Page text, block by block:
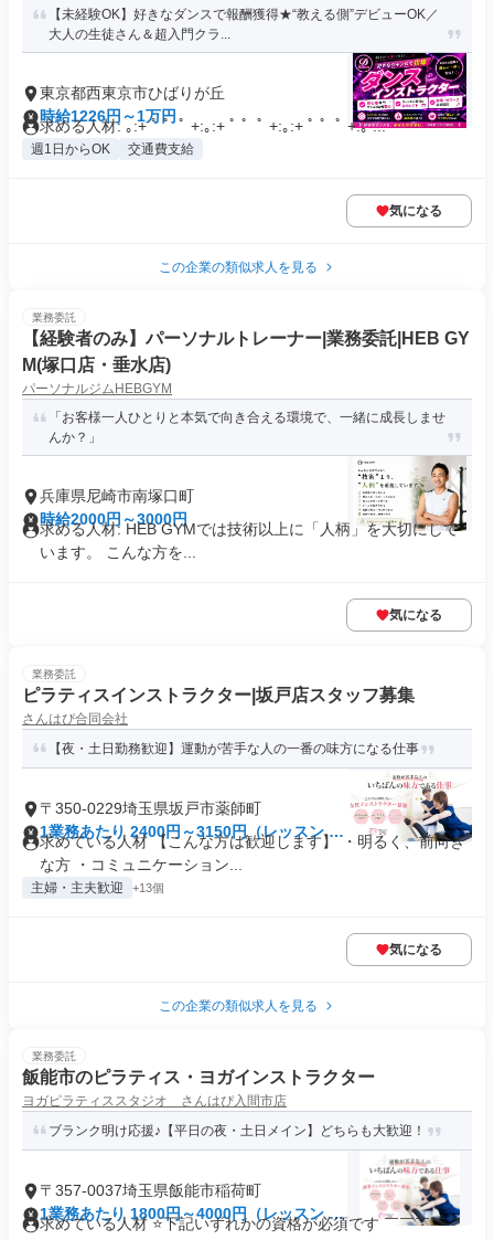
【未経験OK】好きなダンスで報酬獲得★“教える側”デビューOK／
大人の生徒さん＆超入門クラ...
東京都西東京市ひばりが丘
時給1226円～1万円
求める人材: ｡:+ ﾟ ゜ﾟ +:｡:+ ﾟ ゜ﾟ +:｡:+ ﾟ ゜ﾟ +:｡ ...
週1日からOK 交通費支給
気になる
この企業の類似求人を見る
業務委託
【経験者のみ】パーソナルトレーナー|業務委託|HEB GY
M(塚口店・垂水店)
パーソナルジムHEBGYM
「お客様一人ひとりと本気で向き合える環境で、一緒に成長しませ
んか？」
兵庫県尼崎市南塚口町
時給2000円～3000円
求める人材: HEB GYMでは技術以上に「人柄」を大切にして
います。 こんな方を...
気になる
業務委託
ピラティスインストラクター|坂戸店スタッフ募集
さんはぴ合同会社
【夜・土日勤務歓迎】運動が苦手な人の一番の味方になる仕事
〒350-0229埼玉県坂戸市薬師町
1業務あたり 2400円～3150円（レッスン 60
分）
求めている人材 【こんな方は歓迎します】 ・明るく、前向き
な方 ・コミュニケーション...
主婦・主夫歓迎 +13個
気になる
この企業の類似求人を見る
業務委託
飯能市のピラティス・ヨガインストラクター
ヨガピラティススタジオ さんはぴ入間市店
ブランク明け応援♪【平日の夜・土日メイン】どちらも大歓迎！
〒357-0037埼玉県飯能市稲荷町
1業務あたり 1800円～4000円（レッスン 60
求めている人材 ⭐下記いずれかの資格が必須です ￣￣￣￣￣